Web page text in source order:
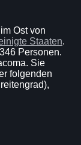
Ost von
Staaten.
Personen.
Sie
folgenden